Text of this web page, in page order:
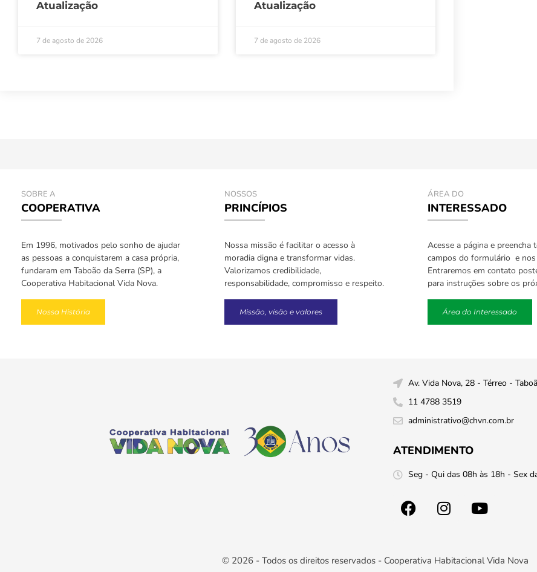
Atualização
7 de agosto de 2026
Atualização
7 de agosto de 2026
SOBRE A
COOPERATIVA
Em 1996, motivados pelo sonho de ajudar
as pessoas a conquistarem a casa própria,
fundaram em Taboão da Serra (SP), a
Cooperativa Habitacional Vida Nova.
Nossa História
NOSSOS
PRINCÍPIOS
Nossa missão é facilitar o acesso à
moradia digna e transformar vidas.
Valorizamos credibilidade,
responsabilidade, compromisso e respeito.
Missão, visão e valores
ÁREA DO
INTERESSADO
Acesse a página e preencha
campos do formulário e nos
Entraremos em contato
para instruções sobre os
Área do Interessado
Av. Vida Nova, 28 - Térreo -
11 4788 3519
administrativo@chvn.com.br
ATENDIMENTO
Seg - Qui das 08h às 18h - Sex
© 2026 - Todos os direitos reservados - Cooperativa Habitacional Vida Nova